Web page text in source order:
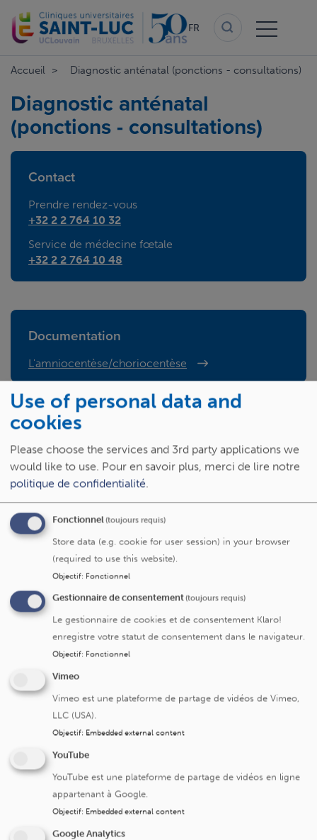
au
contenu
FR
Accueil Diagnostic anténatal (ponctions - consultations)
Diagnostic anténatal
(ponctions - consultations)
Contact
Prendre rendez-vous
+32 2 2 764 10 32
Service de médecine fœtale
+32 2 2 764 10 48
Documentation
L'amniocentèse/choriocentèse
Si votre médecin suspecte une maladie ou une
service de diagnostic anténatal/médecine fœtale. Dans ce
service, plusieurs obstétriciens réalisent des échographies
mais également des techniques de diagnostic plus
invasives afin de réaliser une mise au point précise.
La
ponction de liquide amniotique
plus fréquemment effectuée. Dans certaines indications, il
est nécessaire d’analyser le liquide amniotique du bébé.
Dans ce liquide, il est possible de rechercher des maladies
infectieuses, génétiques ou autres.
D’autres techniques peuvent être proposées dans certains
la seule différence avec la ponction de liquide
amniotique est que le gynécologue va prélever des
villosités choriales plutôt que du liquide amniotique ;
prélèvement de sang fœtal(ou cordocentèse) est
une prise de sang fœtale.
Un problème ou une remarque
sur cette page ?
Use of personal data and
cookies
Please choose the services and 3rd party applications we
would like to use. Pour en savoir plus, merci de lire notre
politique de confidentialité.
Fonctionnel(toujours requis)
Store data (e.g. cookie for user session) in your browser
(required to use this website).
Objectif: Fonctionnel
Gestionnaire de consentement(toujours requis)
Le gestionnaire de cookies et de consentement Klaro!
enregistre votre statut de consentement dans le navigateur.
Objectif: Fonctionnel
Vimeo
Vimeo est une plateforme de partage de vidéos de Vimeo,
LLC (USA).
Objectif: Embedded external content
YouTube
YouTube est une plateforme de partage de vidéos en ligne
appartenant à Google.
Objectif: Embedded external content
Google Analytics